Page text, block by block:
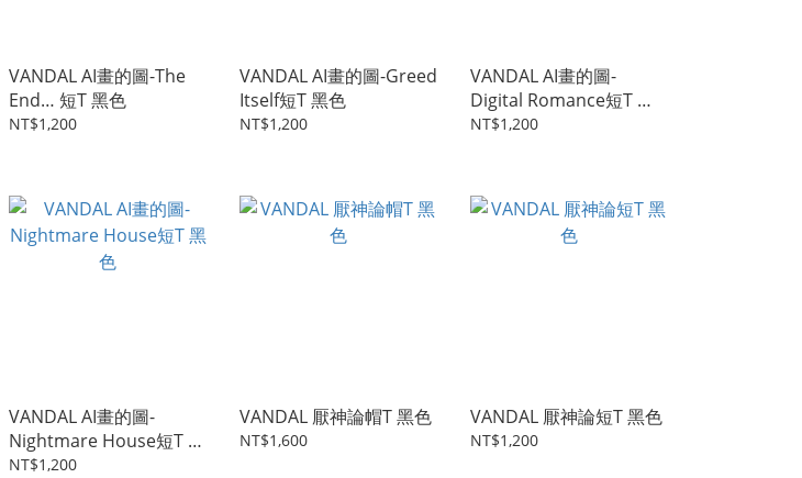
VANDAL AI畫的圖-The
End… 短T 黑色
NT$1,200
VANDAL AI畫的圖-Greed
Itself短T 黑色
NT$1,200
VANDAL AI畫的圖-
Digital Romance短T 黑
色
NT$1,200
VANDAL AI畫的圖-
Nightmare House短T 黑
色
NT$1,200
VANDAL 厭神論帽T 黑色
NT$1,600
VANDAL 厭神論短T 黑色
NT$1,200